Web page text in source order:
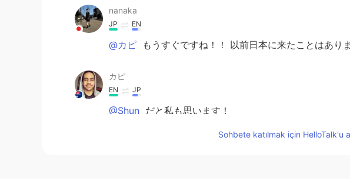
nanaka
JP EN
@カピ もうすぐですね！！ 以前日本に来たことはあり
カピ
EN JP
@Shun だと私も思います！
Sohbete katılmak için HelloTalk'u